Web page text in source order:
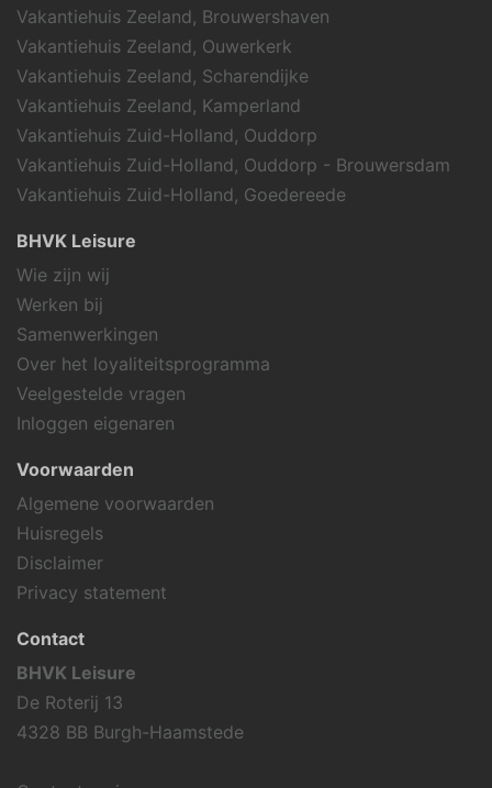
Vakantiehuis Zeeland, Brouwershaven
Vakantiehuis Zeeland, Ouwerkerk
Vakantiehuis Zeeland, Scharendijke
Vakantiehuis Zeeland, Kamperland
Vakantiehuis Zuid-Holland, Ouddorp
Vakantiehuis Zuid-Holland, Ouddorp - Brouwersdam
Vakantiehuis Zuid-Holland, Goedereede
BHVK Leisure
Wie zijn wij
Werken bij
Samenwerkingen
Over het loyaliteitsprogramma
Veelgestelde vragen
Inloggen eigenaren
Voorwaarden
Algemene voorwaarden
Huisregels
Disclaimer
Privacy statement
Contact
BHVK Leisure
De Roterij 13
4328 BB Burgh-Haamstede